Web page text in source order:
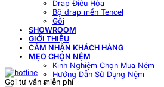
Drap Điều Hòa
Bộ drap mền Tencel
Gối
SHOWROOM
GIỚI THIỆU
CẢM NHẬN KHÁCH HÀNG
MẸO CHỌN NỆM
Kinh Nghiệm Chọn Mua Nệm
Hướng Dẫn Sử Dụng Nệm
Gọi tư vấn miễn phí